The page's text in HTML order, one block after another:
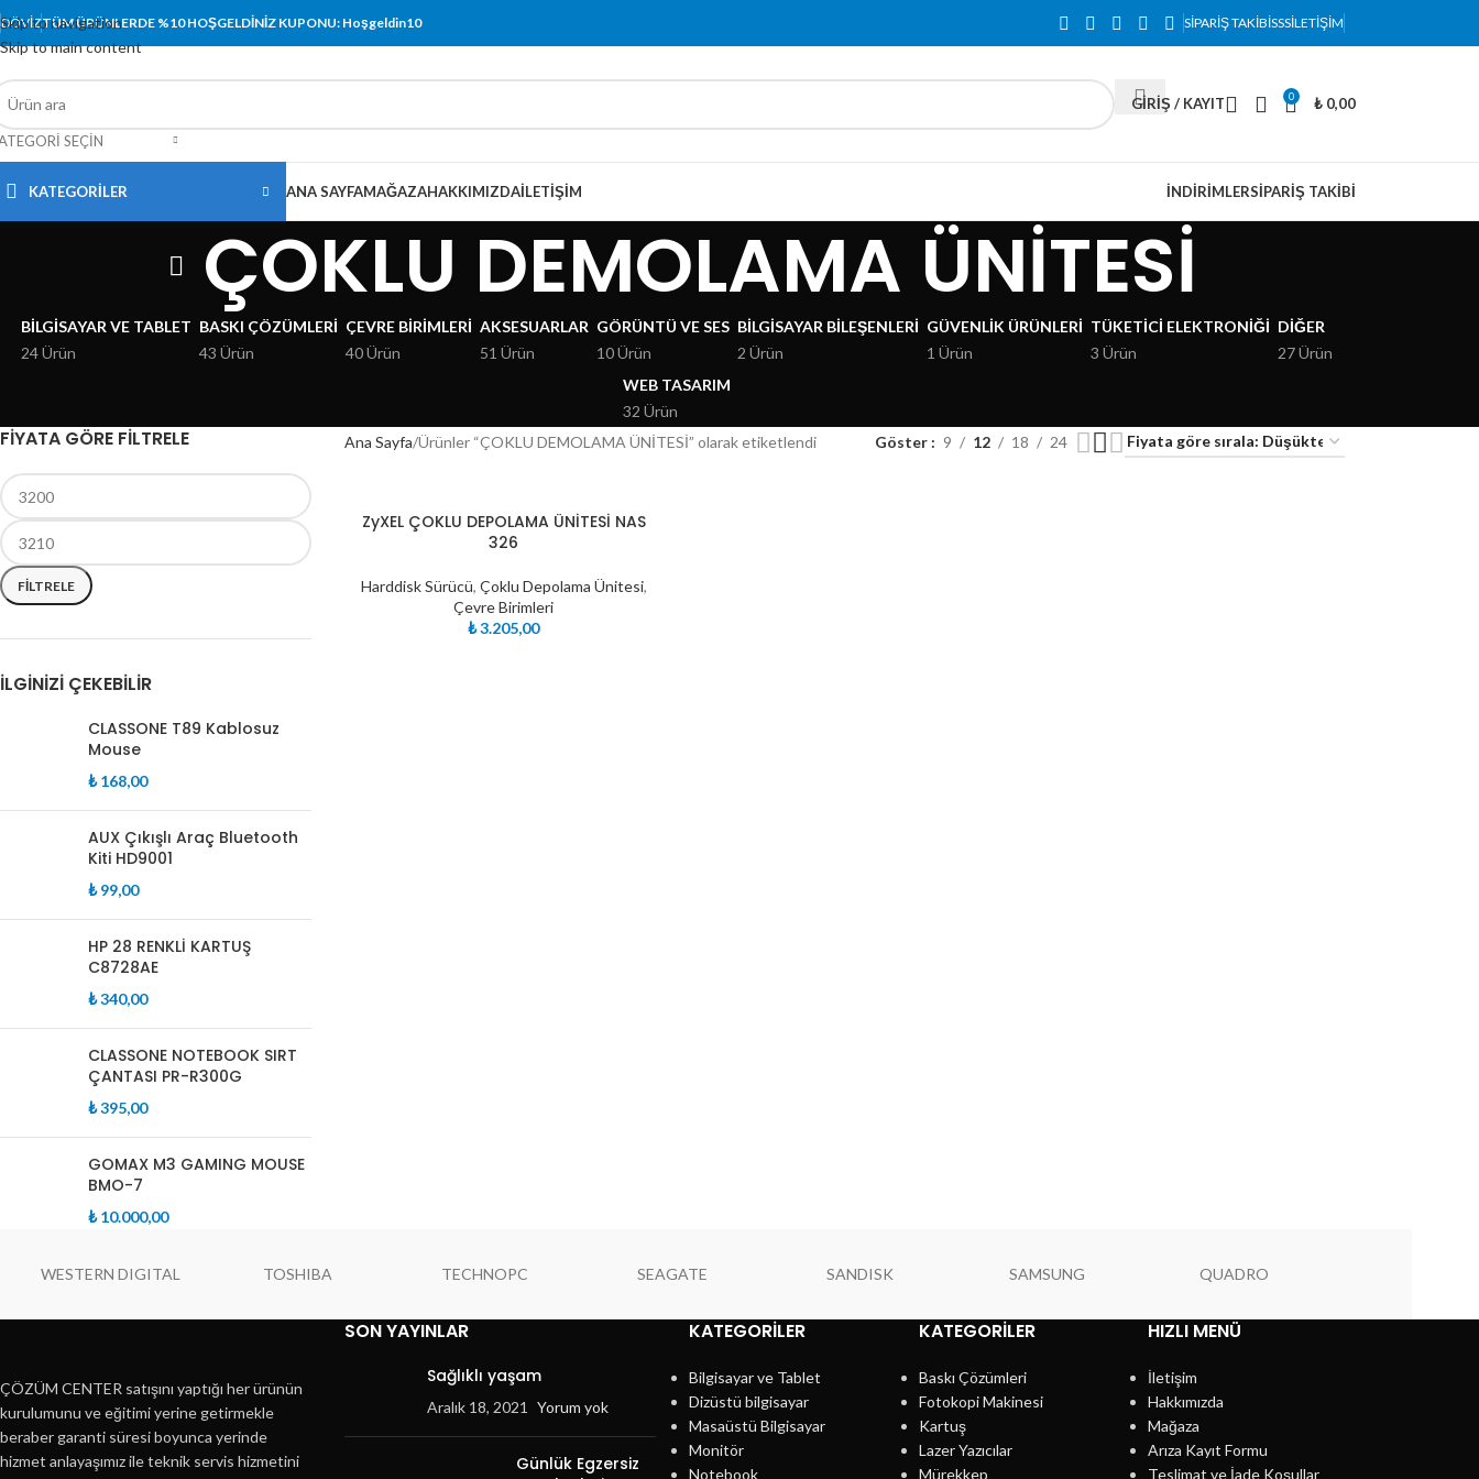
Skip to navigation
Skip to main content
DÖVIZTÜM ÜRÜNLERDE %10 HOŞGELDİNİZ KUPONU: Hoşgeldin10 SIPARIŞ TAKIBISSSİLETIŞIM
SEÇIN
GIRIŞ / KAYIT 0 ₺ 0,00
KATEGORİLER ANA SAYFAMAĞAZAHAKKIMIZDAİLETIŞIM İNDIRIMLERSIPARIŞ TAKIBI
ÇOKLU DEMOLAMA ÜNİTESİ
BILGISAYAR VE TABLET
24 Ürün
BASKI ÇÖZÜMLERI
43 Ürün
ÇEVRE BIRIMLERI
40 Ürün
AKSESUARLAR
51 Ürün
GÖRÜNTÜ VE SES
10 Ürün
BILGISAYAR BILEŞENLERI
2 Ürün
GÜVENLIK ÜRÜNLERI
1 Ürün
TÜKETICI ELEKTRONIĞI
3 Ürün
DIĞER
27 Ürün
WEB TASARIM
32 Ürün
FIYATA GÖRE FILTRELE
FILTRELE
İLGINIZI ÇEKEBILIR
CLASSONE T89 Kablosuz
Mouse
₺168,00
AUX Çıkışlı Araç Bluetooth
Kiti HD9001
₺99,00
HP 28 RENKLİ KARTUŞ
C8728AE
₺340,00
CLASSONE NOTEBOOK SIRT
ÇANTASI PR-R300G
₺395,00
GOMAX M3 GAMING MOUSE
BMO-7
₺10.000,00
Ana Sayfa Ürünler “ÇOKLU DEMOLAMA ÜNİTESİ” olarak etiketlendi Göster 9 12 18 24
TÜKE
NDI
ZyXEL ÇOKLU DEPOLAMA ÜNİTESİ NAS
326
Harddisk Sürücü, Çoklu Depolama Ünitesi,
Çevre Birimleri
₺3.205,00
WESTERN DIGITAL TOSHIBA TECHNOPC SEAGATE SANDISK SAMSUNG QUADRO
ÇÖZÜM CENTER satışını yaptığı her ürünün
kurulumunu ve eğitimi yerine getirmekle
beraber garanti süresi boyunca yerinde
hizmet anlayaşımız ile teknik servis hizmetini
SON YAYINLAR
Sağlıklı yaşam
Aralık 18, 2021 Yorum yok
Günlük Egzersiz
KATEGORILER
Bilgisayar ve Tablet
Dizüstü bilgisayar
Masaüstü Bilgisayar
Monitör
Notebook
KATEGORILER
Baskı Çözümleri
Fotokopi Makinesi
Kartuş
Lazer Yazıcılar
Mürekkep
HIZLI MENÜ
İletişim
Hakkımızda
Mağaza
Arıza Kayıt Formu
Teslimat ve İade Koşullar